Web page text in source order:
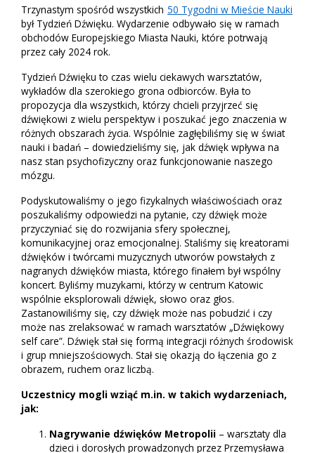
Trzynastym spośród wszystkich 50 Tygodni w Mieście Nauki
był Tydzień Dźwięku. Wydarzenie odbywało się w ramach
obchodów Europejskiego Miasta Nauki, które potrwają
przez cały 2024 rok.
Tydzień Dźwięku to czas wielu ciekawych warsztatów,
wykładów dla szerokiego grona odbiorców. Była to
propozycja dla wszystkich, którzy chcieli przyjrzeć się
dźwiękowi z wielu perspektyw i poszukać jego znaczenia w
różnych obszarach życia. Wspólnie zagłębiliśmy się w świat
nauki i badań – dowiedzieliśmy się, jak dźwięk wpływa na
nasz stan psychofizyczny oraz funkcjonowanie naszego
mózgu.
Podyskutowaliśmy o jego fizykalnych właściwościach oraz
poszukaliśmy odpowiedzi na pytanie, czy dźwięk może
przyczyniać się do rozwijania sfery społecznej,
komunikacyjnej oraz emocjonalnej. Staliśmy się kreatorami
dźwięków i twórcami muzycznych utworów powstałych z
nagranych dźwięków miasta, którego finałem był wspólny
koncert. Byliśmy muzykami, którzy w centrum Katowic
wspólnie eksplorowali dźwięk, słowo oraz głos.
Zastanowiliśmy się, czy dźwięk może nas pobudzić i czy
może nas zrelaksować w ramach warsztatów „Dźwiękowy
self care”. Dźwięk stał się formą integracji różnych środowisk
i grup mniejszościowych. Stał się okazją do łączenia go z
obrazem, ruchem oraz liczbą.
Uczestnicy mogli wziąć m.in. w takich wydarzeniach,
jak:
Nagrywanie dźwięków Metropolii – warsztaty dla
dzieci i dorosłych prowadzonych przez Przemysława